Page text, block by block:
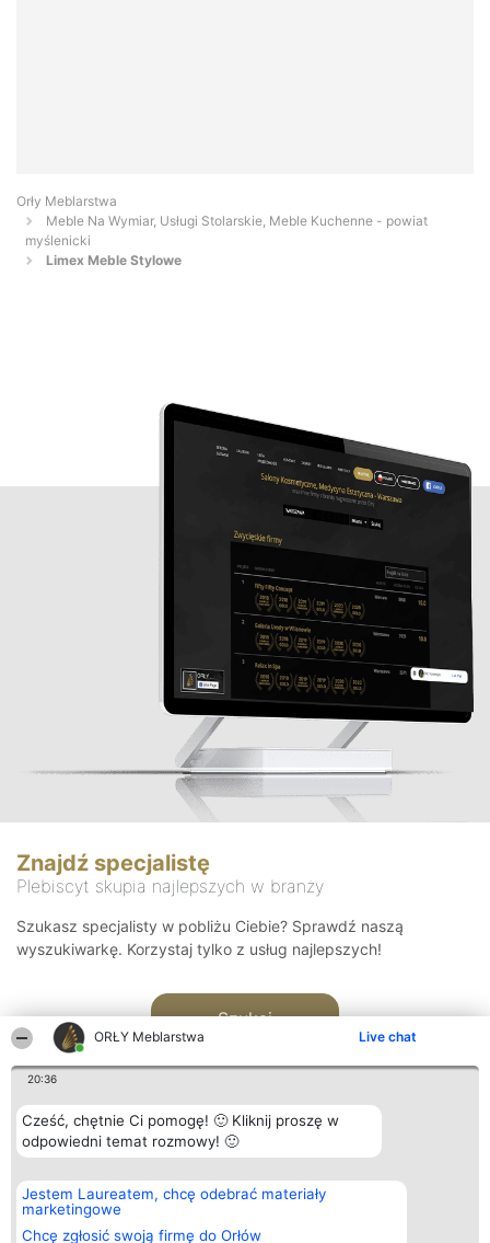
ORŁY Meblarstwa Live chat
20:36
Cześć, chętnie Ci pomogę! 🙂 Kliknij proszę w
odpowiedni temat rozmowy! 🙂
Jestem Laureatem, chcę odebrać materiały
marketingowe
Chcę zgłosić swoją firmę do Orłów
Orły Meblarstwa
Meble Na Wymiar, Usługi Stolarskie, Meble Kuchenne - powiat
myślenicki
Limex Meble Stylowe
Znajdź specjalistę
Plebiscyt skupia najlepszych w branży
Szukasz specjalisty w pobliżu Ciebie? Sprawdź naszą
wyszukiwarkę. Korzystaj tylko z usług najlepszych!
Szukaj
Organizator plebiscytu
Bright Side Solutions sp. z o.
o. sp. k.
ul. Ruska 22
Plebiscyt
Laureaci
wszystkich
Kontakt
Kontakt